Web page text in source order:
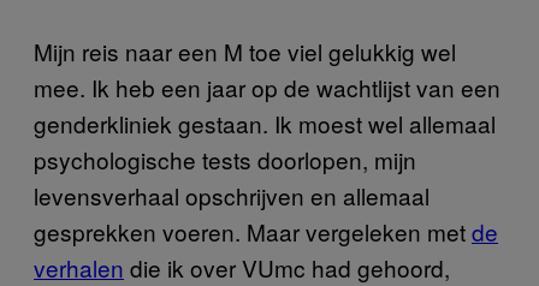
Mijn reis naar een M toe viel gelukkig wel
mee. Ik heb een jaar op de wachtlijst van een
genderkliniek gestaan. Ik moest wel allemaal
psychologische tests doorlopen, mijn
levensverhaal opschrijven en allemaal
gesprekken voeren. Maar vergeleken metde
verhalen die ik over VUmc had gehoord,